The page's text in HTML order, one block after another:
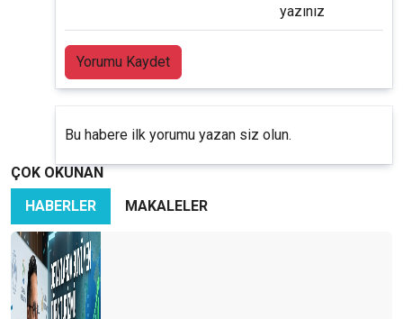
yazınız
Yorumu Kaydet
Bu habere ilk yorumu yazan siz olun.
ÇOK OKUNAN
HABERLER
MAKALELER